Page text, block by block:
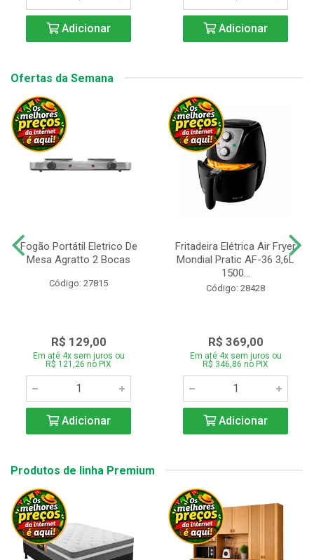
Adicionar Adicionar
Ofertas da Semana
Fogão Portátil Eletrico De
Mesa Agratto 2 Bocas
Código: 27815
R$ 129,00
Em até 4x sem juros ou
R$ 121,26 no PIX
Adicionar
Fritadeira Elétrica Air Fryer
Mondial Pratic AF-36 3,6L
1500...
Código: 28428
R$ 369,00
Em até 4x sem juros ou
R$ 346,86 no PIX
Adicionar
Produtos de linha Premium